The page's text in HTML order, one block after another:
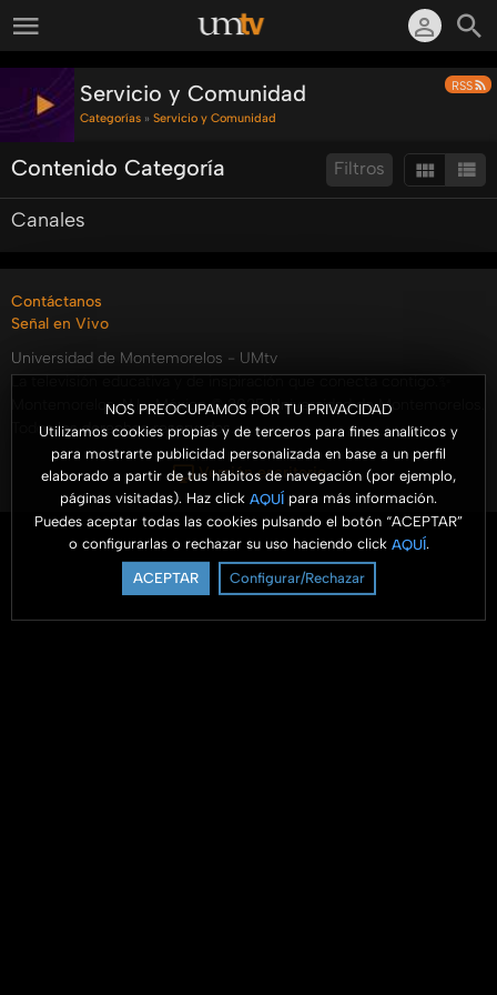
NOS PREOCUPAMOS POR TU PRIVACIDAD
Utilizamos cookies propias y de terceros para fines analíticos y
para mostrarte publicidad personalizada en base a un perfil
elaborado a partir de tus hábitos de navegación (por ejemplo,
páginas visitadas). Haz click AQUÍ para más información.
Puedes aceptar todas las cookies pulsando el botón “ACEPTAR”
o configurarlas o rechazar su uso haciendo click AQUÍ.
ACEPTAR Configurar/Rechazar
RSS
Servicio y Comunidad
Categorías » Servicio y Comunidad
Filtros
Contenido Categoría
Ordenar por:
Canales
Contáctanos
Señal en Vivo
Universidad de Montemorelos - UMtv
La televisión educativa y de inspiración que conecta contigo.✨
Montemorelos, N.L., México © 2025 Universidad de Montemorelos.
Todos los derechos reservados.
Versión escritorio